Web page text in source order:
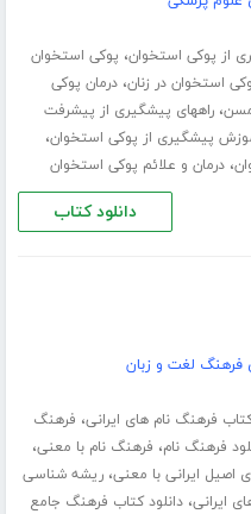
از پوکی استخوان، پوکی استخوان
استخوان در زنان،درمان پوکی
مسن،راههای پیشگیری از پیشرفت
پیشگیری از پوکی استخوان،
،درمان و علائم پوکی استخوان
دانلود کتاب
فرهنگ لغت و زبان
کتاب فرهنگ نام های ایرانی، فرهنگ
فرهنگ نام، فرهنگ نام با معنی،
اصیل ایرانی با معنی،ریشه شناسی
ایرانی،دانلود کتاب فرهنگ جامع